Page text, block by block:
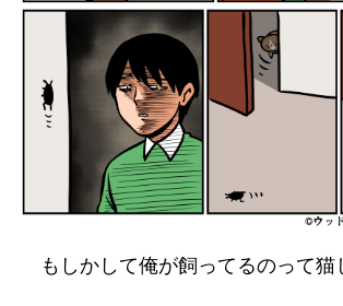
もしかして俺が飼ってるのって猫